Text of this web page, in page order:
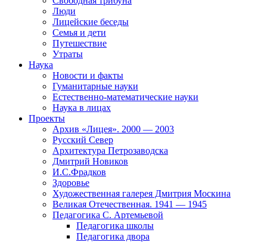
Люди
Лицейские беседы
Семья и дети
Путешествие
Утраты
Наука
Новости и факты
Гуманитарные науки
Естественно-математические науки
Наука в лицах
Проекты
Архив «Лицея». 2000 — 2003
Русский Север
Архитектура Петрозаводска
Дмитрий Новиков
И.С.Фрадков
Здоровье
Художественная галерея Дмитрия Москина
Великая Отечественная. 1941 — 1945
Педагогика С. Артемьевой
Педагогика школы
Педагогика двора